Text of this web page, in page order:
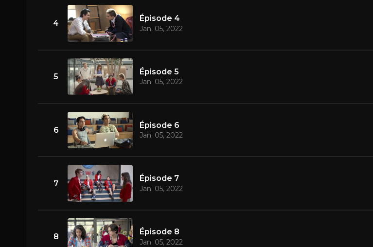
4
Épisode 4
Jan. 05, 2022
5
Épisode 5
Jan. 05, 2022
6
Épisode 6
Jan. 05, 2022
7
Épisode 7
Jan. 05, 2022
8
Épisode 8
Jan. 05, 2022